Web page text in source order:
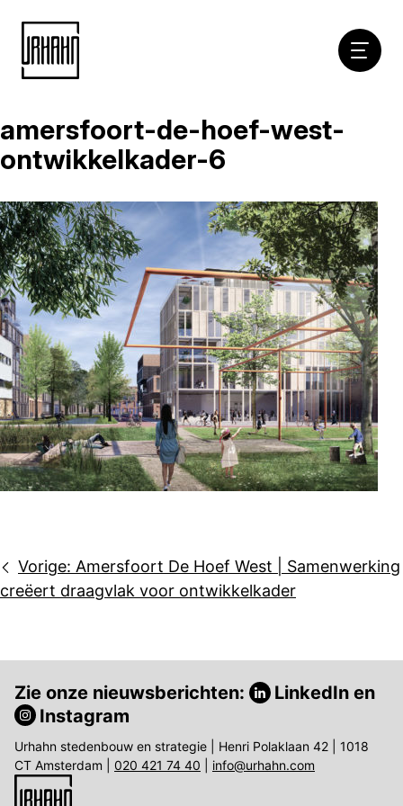
Naar
inhoud
amersfoort-de-hoef-west-
ontwikkelkader-6
Bericht
navigatie
Vorige: Amersfoort De Hoef West | Samenwerking
creëert draagvlak voor ontwikkelkader
Zie onze nieuwsberichten: LinkedIn en
Instagram
Urhahn stedenbouw en strategie | Henri Polaklaan 42 | 1018
CT Amsterdam | 020 421 74 40 info@urhahn.com